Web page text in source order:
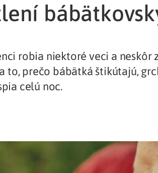
robia niektoré veci a neskôr
to, prečo bábätká štikútajú,
celú noc.